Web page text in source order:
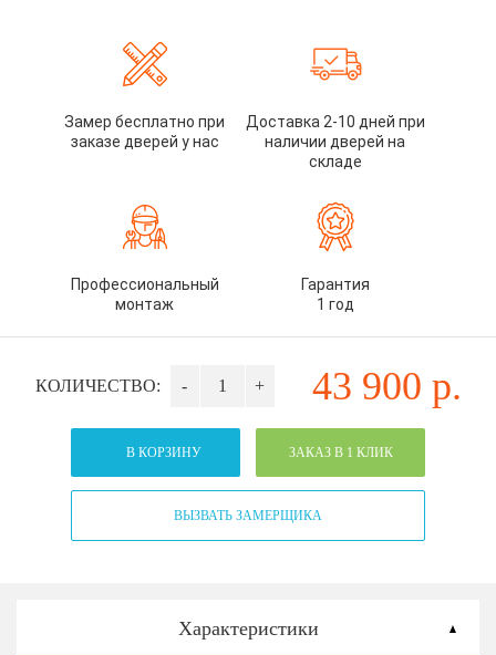
Замер бесплатно при
заказе дверей у нас
Доставка 2-10 дней при
наличии дверей на
складе
Профессиональный
монтаж
Гарантия
1 год
КОЛИЧЕСТВО: - + 43 900 р.
В КОРЗИНУ ЗАКАЗ В 1 КЛИК
ВЫЗВАТЬ ЗАМЕРЩИКА
Характеристики